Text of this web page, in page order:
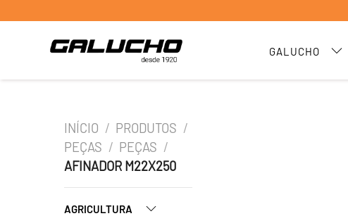
GALUCHO
INÍCIO / PRODUTOS /
PEÇAS / PEÇAS /
AFINADOR M22X250
AGRICULTURA